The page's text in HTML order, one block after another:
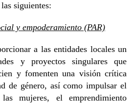
siguientes:
y empoderamiento (PAR)
a las entidades locales un
y proyectos singulares que
y fomenten una visión crítica
de género, así como impulsar el
las mujeres, el emprendimiento